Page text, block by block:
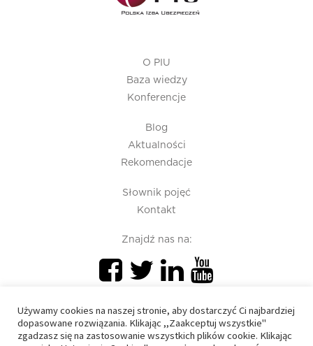
O PIU
Baza wiedzy
Konferencje
Blog
Aktualności
Rekomendacje
Słownik pojęć
Kontakt
Znajdź nas na:
Używamy cookies na naszej stronie, aby dostarczyć Ci najbardziej
dopasowane rozwiązania. Klikając ,,Zaakceptuj wszystkie"
zgadzasz się na zastosowanie wszystkich plików cookie. Klikając